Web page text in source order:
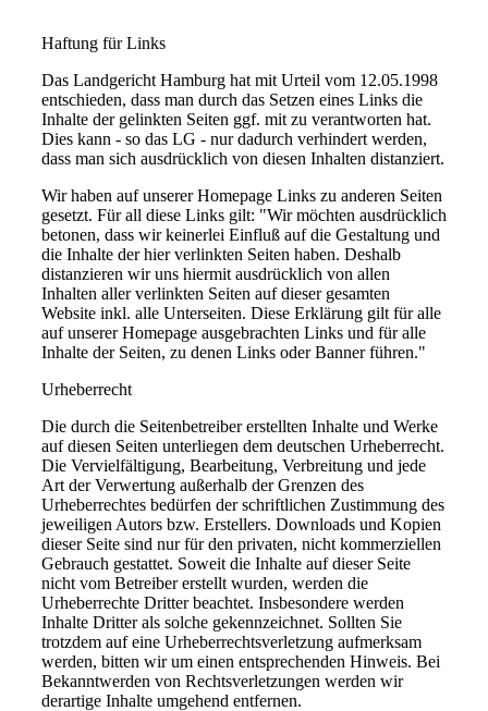
Haftung für Links
Das Landgericht Hamburg hat mit Urteil vom 12.05.1998
entschieden, dass man durch das Setzen eines Links die
Inhalte der gelinkten Seiten ggf. mit zu verantworten hat.
Dies kann - so das LG - nur dadurch verhindert werden,
dass man sich ausdrücklich von diesen Inhalten distanziert.
Wir haben auf unserer Homepage Links zu anderen Seiten
gesetzt. Für all diese Links gilt: "Wir möchten ausdrücklich
betonen, dass wir keinerlei Einfluß auf die Gestaltung und
die Inhalte der hier verlinkten Seiten haben. Deshalb
distanzieren wir uns hiermit ausdrücklich von allen
Inhalten aller verlinkten Seiten auf dieser gesamten
Website inkl. alle Unterseiten. Diese Erklärung gilt für alle
auf unserer Homepage ausgebrachten Links und für alle
Inhalte der Seiten, zu denen Links oder Banner führen."
Urheberrecht
Die durch die Seitenbetreiber erstellten Inhalte und Werke
auf diesen Seiten unterliegen dem deutschen Urheberrecht.
Die Vervielfältigung, Bearbeitung, Verbreitung und jede
Art der Verwertung außerhalb der Grenzen des
Urheberrechtes bedürfen der schriftlichen Zustimmung des
jeweiligen Autors bzw. Erstellers. Downloads und Kopien
dieser Seite sind nur für den privaten, nicht kommerziellen
Gebrauch gestattet. Soweit die Inhalte auf dieser Seite
nicht vom Betreiber erstellt wurden, werden die
Urheberrechte Dritter beachtet. Insbesondere werden
Inhalte Dritter als solche gekennzeichnet. Sollten Sie
trotzdem auf eine Urheberrechtsverletzung aufmerksam
werden, bitten wir um einen entsprechenden Hinweis. Bei
Bekanntwerden von Rechtsverletzungen werden wir
derartige Inhalte umgehend entfernen.